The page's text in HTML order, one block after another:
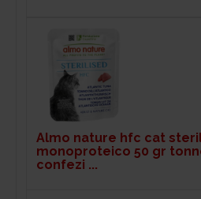
Almo nature hfc cat
monoproteico 50 gr
confezi ...